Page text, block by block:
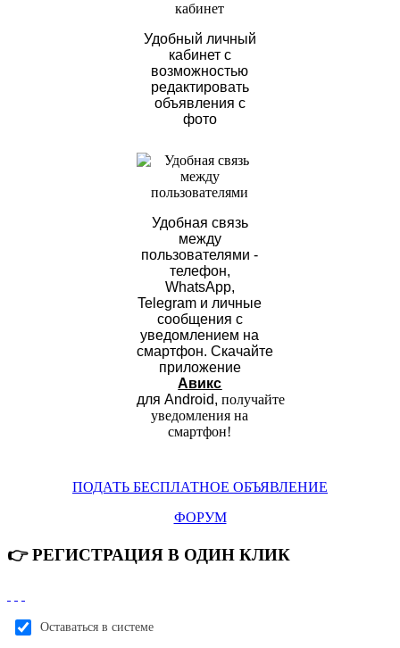
Удобный личный
кабинет с
возможностью
редактировать
объявления с
фото
Удобная связь
между
пользователями -
телефон,
WhatsApp,
Telegram и личные
сообщения с
уведомлением на
смартфон. Скачайте
приложение
Авикс
для Android, получайте
уведомления на
смартфон!
ПОДАТЬ БЕСПЛАТНОЕ ОБЪЯВЛЕНИЕ
ФОРУМ
👉 РЕГИСТРАЦИЯ В ОДИН КЛИК
Оставаться в системе